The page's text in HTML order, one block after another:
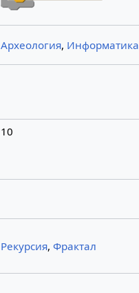
Археология, Информатика
10
Рекурсия,Фрактал